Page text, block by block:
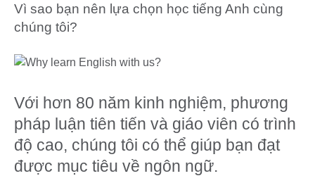
Vì sao bạn nên lựa chọn học tiếng Anh cùng
chúng tôi?
Với hơn 80 năm kinh nghiệm, phương
pháp luận tiên tiến và giáo viên có trình
độ cao, chúng tôi có thể giúp bạn đạt
được mục tiêu về ngôn ngữ.